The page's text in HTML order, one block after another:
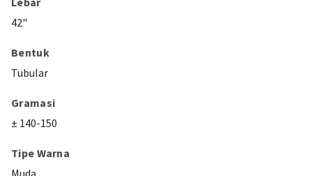
42"
Bentuk
Tubular
Gramasi
± 140-150
Tipe Warna
Muda